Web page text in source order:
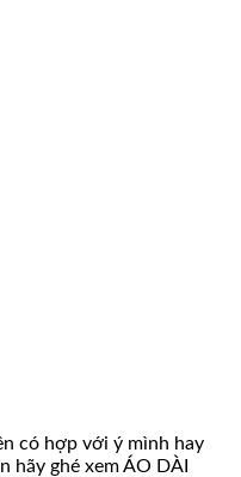
có hợp với ý mình hay
hãy ghé xem ÁO DÀI